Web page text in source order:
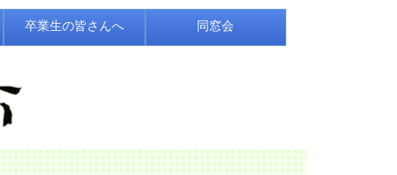
卒業生の皆さんへ 同窓会